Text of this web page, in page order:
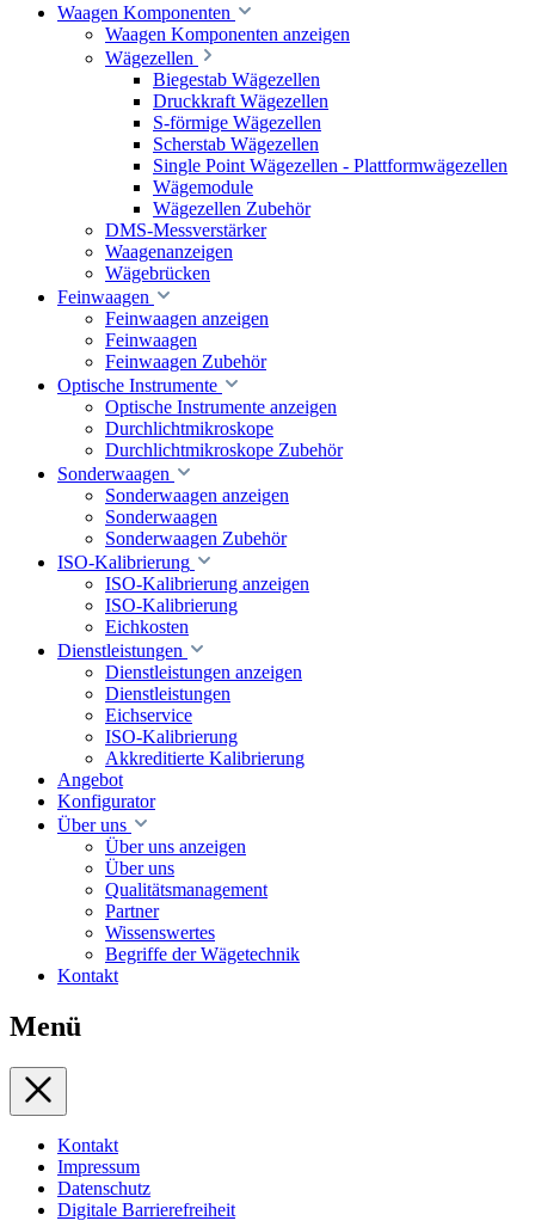
Waagen Komponenten
Waagen Komponenten anzeigen
Wägezellen
Biegestab Wägezellen
Druckkraft Wägezellen
S-förmige Wägezellen
Scherstab Wägezellen
Single Point Wägezellen - Plattformwägezellen
Wägemodule
Wägezellen Zubehör
DMS-Messverstärker
Waagenanzeigen
Wägebrücken
Feinwaagen
Feinwaagen anzeigen
Feinwaagen
Feinwaagen Zubehör
Optische Instrumente
Optische Instrumente anzeigen
Durchlichtmikroskope
Durchlichtmikroskope Zubehör
Sonderwaagen
Sonderwaagen anzeigen
Sonderwaagen
Sonderwaagen Zubehör
ISO-Kalibrierung
ISO-Kalibrierung anzeigen
ISO-Kalibrierung
Eichkosten
Dienstleistungen
Dienstleistungen anzeigen
Dienstleistungen
Eichservice
ISO-Kalibrierung
Akkreditierte Kalibrierung
Angebot
Konfigurator
Über uns
Über uns anzeigen
Über uns
Qualitätsmanagement
Partner
Wissenswertes
Begriffe der Wägetechnik
Kontakt
Menü
Kontakt
Impressum
Datenschutz
Digitale Barrierefreiheit